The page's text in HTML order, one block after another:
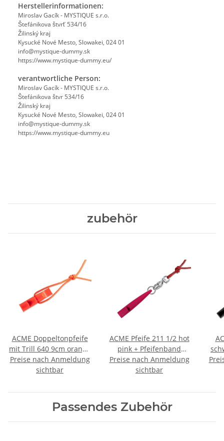
Herstellerinformationen:
Miroslav Gacík - MYSTIQUE s.r.o.
Štefánikova štvrť 534/16
Žilinský kraj
Kysucké Nové Mesto, Slowakei, 024 01
info@mystique-dummy.sk
https://www.mystique-dummy.eu/
verantwortliche Person:
Miroslav Gacík - MYSTIQUE s.r.o.
Štefánikova štvr 534/16
Žilinský kraj
Kysucké Nové Mesto, Slowakei, 024 01
info@mystique-dummy.sk
https://www.mystique-dummy.eu
zubehör
ACME Doppeltonpfeife
mit Trill 640 9cm orange
+ Pfeifenband kostenlos
Preise nach Anmeldung
sichtbar
ACME Pfeife 211 1/2 hot
pink + Pfeifenband
kostenlos
Preise nach Anmeldung
sichtbar
Passendes Zubehör